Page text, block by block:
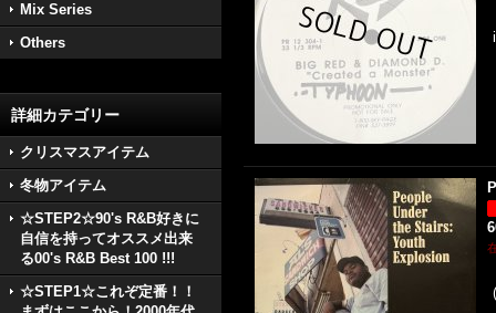
Mix Series
Others
詳細カテゴリー
クリスマスアイテム
冬物アイテム
☆STEP2☆90's R&B好きに
自信を持ってオススメ出来
る00's R&B Best 100 !!!
☆STEP1☆これぞ定番！！